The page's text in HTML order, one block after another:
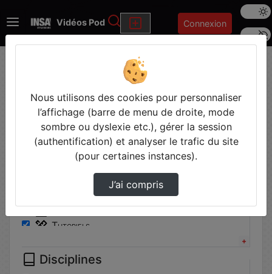
Vidéos Pod Rechercher Connexion
Mode
Police
Filtres
Types
Autre
Communication institutionnelle
Conférence
Travaux pratiques
Tutoriels
Disciplines
Nous utilisons des cookies pour personnaliser
l’affichage (barre de menu de droite, mode
sombre ou dyslexie etc.), gérer la session
(authentification) et analyser le trafic du site
(pour certaines instances).
J’ai compris